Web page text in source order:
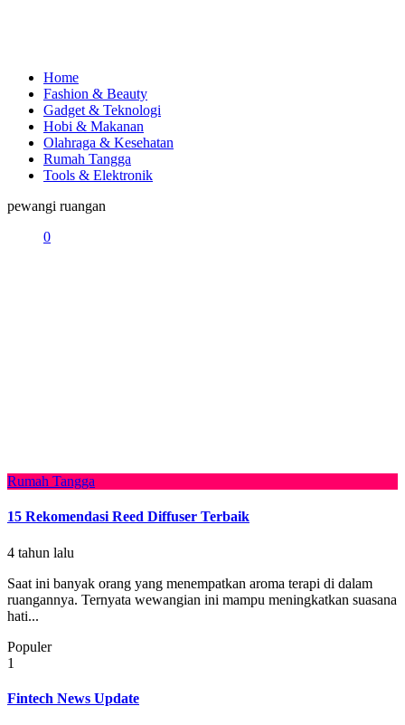
Home
Fashion & Beauty
Gadget & Teknologi
Hobi & Makanan
Olahraga & Kesehatan
Rumah Tangga
Tools & Elektronik
pewangi ruangan
0
Rumah Tangga
15 Rekomendasi Reed Diffuser Terbaik
4 tahun lalu
Saat ini banyak orang yang menempatkan aroma terapi di dalam
ruangannya. Ternyata wewangian ini mampu meningkatkan suasana
hati...
Populer
1
Fintech News Update